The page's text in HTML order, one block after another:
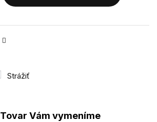
Strážiť
Tovar Vám vymeníme